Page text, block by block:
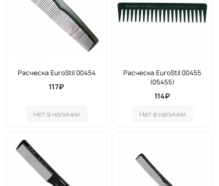
Расческа EuroStil 00454
117₽
Нет в наличии
Расческа EuroStil 00455
(05455)
114₽
Нет в наличии